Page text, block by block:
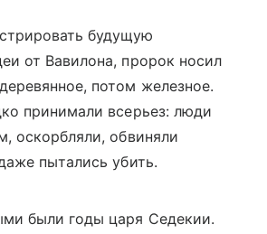
будущую
от Вавилона, пророк носил
потом железное.
принимали всерьез: люди
оскорбляли, обвиняли
пытались убить.
были годы царя Седекии.